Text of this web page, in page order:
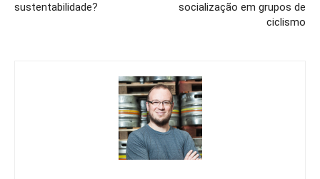
sustentabilidade?
socialização em grupos de
ciclismo